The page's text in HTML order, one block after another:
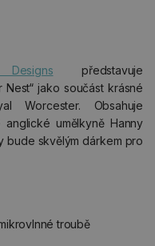
představuje
Nest“ jako součást krásné
Worcester. Obsahuje
umělkyně Hanny
bude skvělým dárkem pro
troubě